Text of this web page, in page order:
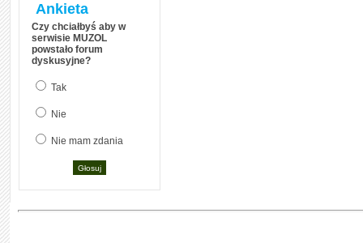
Ankieta
Czy chciałbyś aby w
serwisie MUZOL
powstało forum
dyskusyjne?
Tak
Nie
Nie mam zdania